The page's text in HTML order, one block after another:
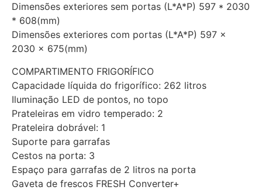
Dimensões exteriores sem portas (L*A*P) 597 * 2030
* 608(mm)
Dimensões exteriores com portas (L*A*P) 597 x
2030 x 675(mm)
COMPARTIMENTO FRIGORÍFICO
Capacidade líquida do frigorífico: 262 litros
Iluminação LED de pontos, no topo
Prateleiras em vidro temperado: 2
Prateleira dobrável: 1
Suporte para garrafas
Cestos na porta: 3
Espaço para garrafas de 2 litros na porta
Gaveta de frescos FRESH Converter+